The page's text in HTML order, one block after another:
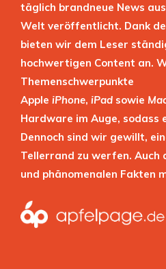
täglich brandneue News
Welt veröffentlicht. Dank
bieten wir dem Leser
hochwertigen Content an.
Themenschwerpunkte
Apple iPhone, iPad sowie
Hardware im Auge, sodass
Dennoch sind wir gewillt,
Tellerrand zu werfen. Auch
und phänomenalen Fakten